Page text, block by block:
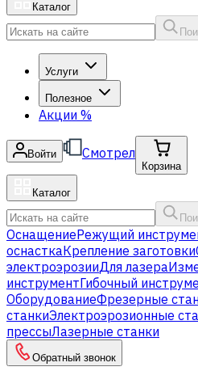
Каталог
Услуги
Полезное
Акции %
Войти Смотрел
Корзина
Каталог
ОснащениеРежущий
оснасткаКрепление заготовки
электроэрозииДля лазера
инструментГибочный
ОборудованиеФрезерные
станкиЭлектроэрозионные
прессыЛазерные станки
Обратный звонок